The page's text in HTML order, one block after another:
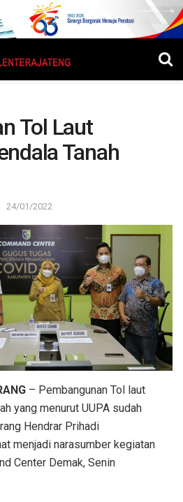
Tol Laut
Tanah
24/01/2022
– Pembangunan Tol laut
yang menurut UUPA sudah
Hendrar Prihadi
menjadi narasumber kegiatan
Center Demak, Senin